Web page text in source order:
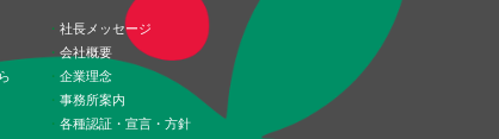
社長メッセージ
会社概要
企業理念
事務所案内
各種認証・宣言・方針